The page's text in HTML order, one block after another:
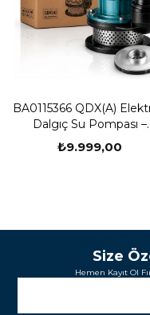
BA0115366 QDX(A)
Dalgıç Su Pompası –
Paslanmaz Çelik Filtreli,
Yüksek Debili Temiz ve
₺9.999,00
Size
Hemen Kayıt Ol